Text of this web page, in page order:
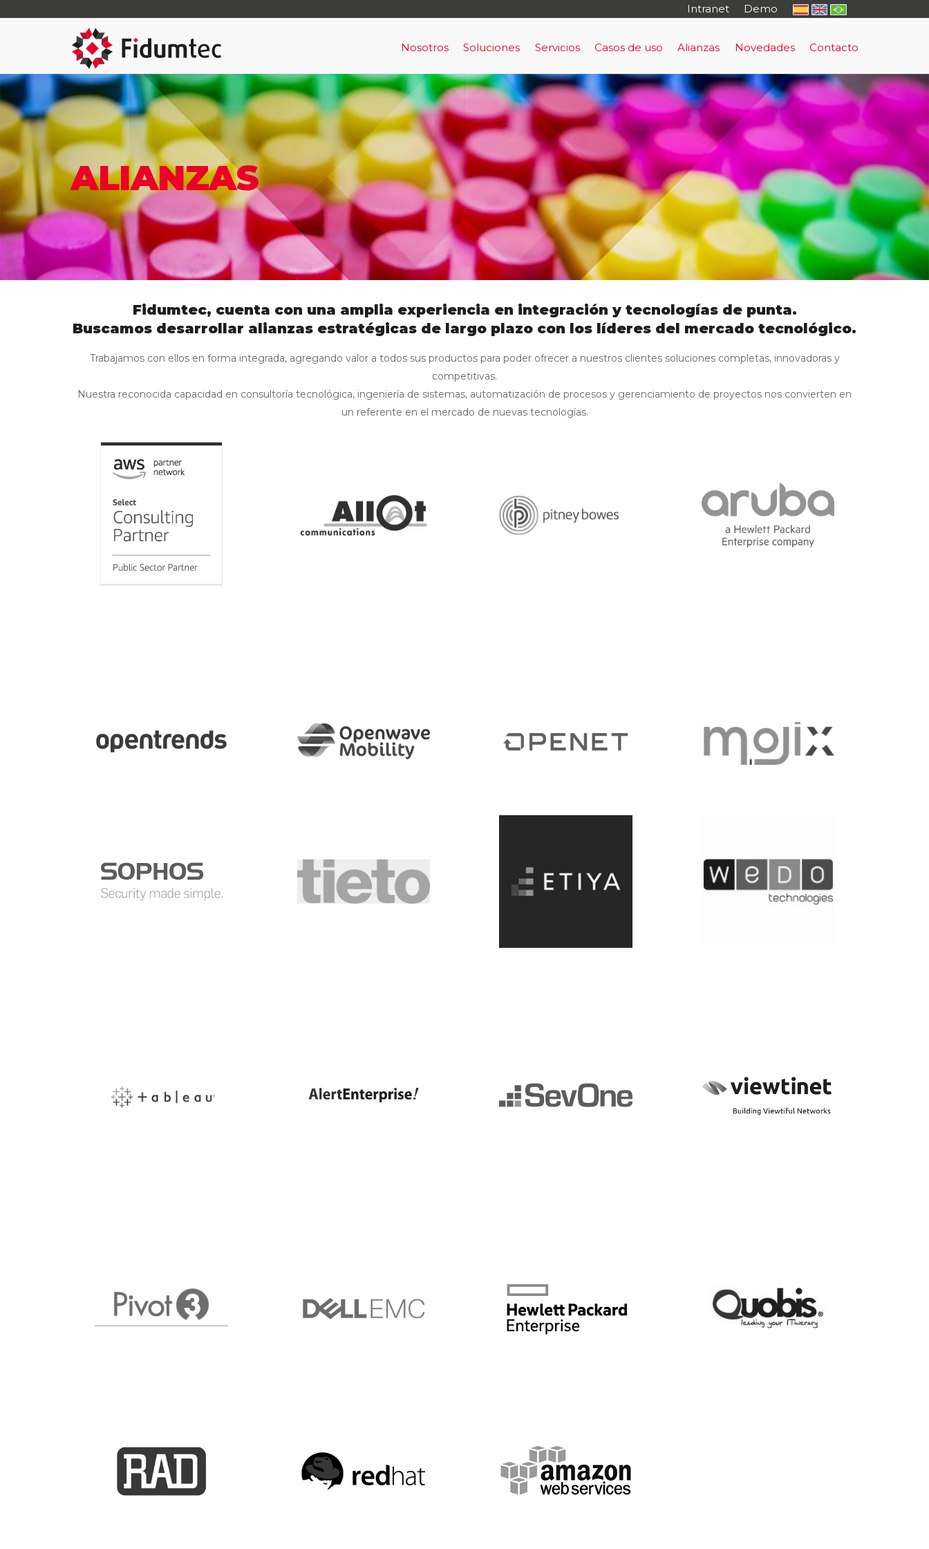
Intranet Demo
Nosotros
Nosotros
Clientes
RRHH
Soluciones
Acceso y Señalización
Alarma de Prevención y Evacuación Temprana
Alerta de Intrusión armada
Bigdata aplicada & machine learning - antifraude
BigData Aplicada a Cumplimiento Regulatorio
Comunicaciones en Tiempo Real
Horus
Infraestructura como un servicio
IT como servicio
Monitoreo de redes e infraestructura
Servicios
Capital Humano
Servicios de Consultoría
Casos de uso
Alarma de Prevención y Evacuación Temprana
Portal Cautivo
Alianzas Novedades Contacto
ALIANZAS
Fidumtec, cuenta con una amplia experiencia en integración y tecnologías de punta.
Buscamos desarrollar alianzas estratégicas de largo plazo con los líderes del mercado tecnológico.
Trabajamos con ellos en forma integrada, agregando valor a todos sus productos para poder ofrecer a nuestros clientes soluciones completas, innovadoras y
competitivas.
Nuestra reconocida capacidad en consultoría tecnológica, ingeniería de sistemas, automatización de procesos y gerenciamiento de proyectos nos convierten en
un referente en el mercado de nuevas tecnologías.